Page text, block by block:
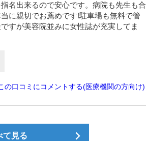
名出来るので安心です。病院も先生も合
に親切でお薦めです!駐車場も無料で管
すが美容院並みに女性誌が充実してま
の口コミにコメントする(医療機関の方向け)
て見る